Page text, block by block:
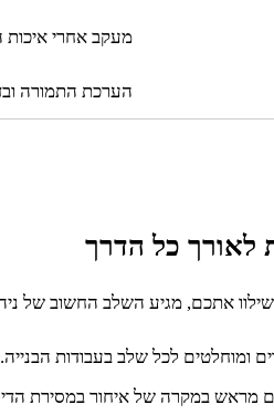
מעקב אחרי איכות
הערכת התמורה
לאורך כל הדרך
אתכם, מגיע השלב החשוב של
ומוחלטים לכל שלב בעבודות הבנייה.
מראש במקרה של איחור במסירת